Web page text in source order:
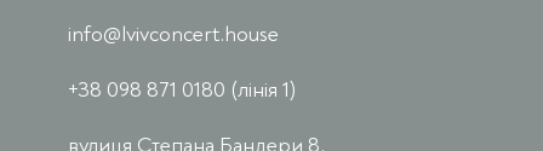
info@lvivconcert.house
+38 098 871 0180 (лінія 1)
вулиця Степана Бандери 8,